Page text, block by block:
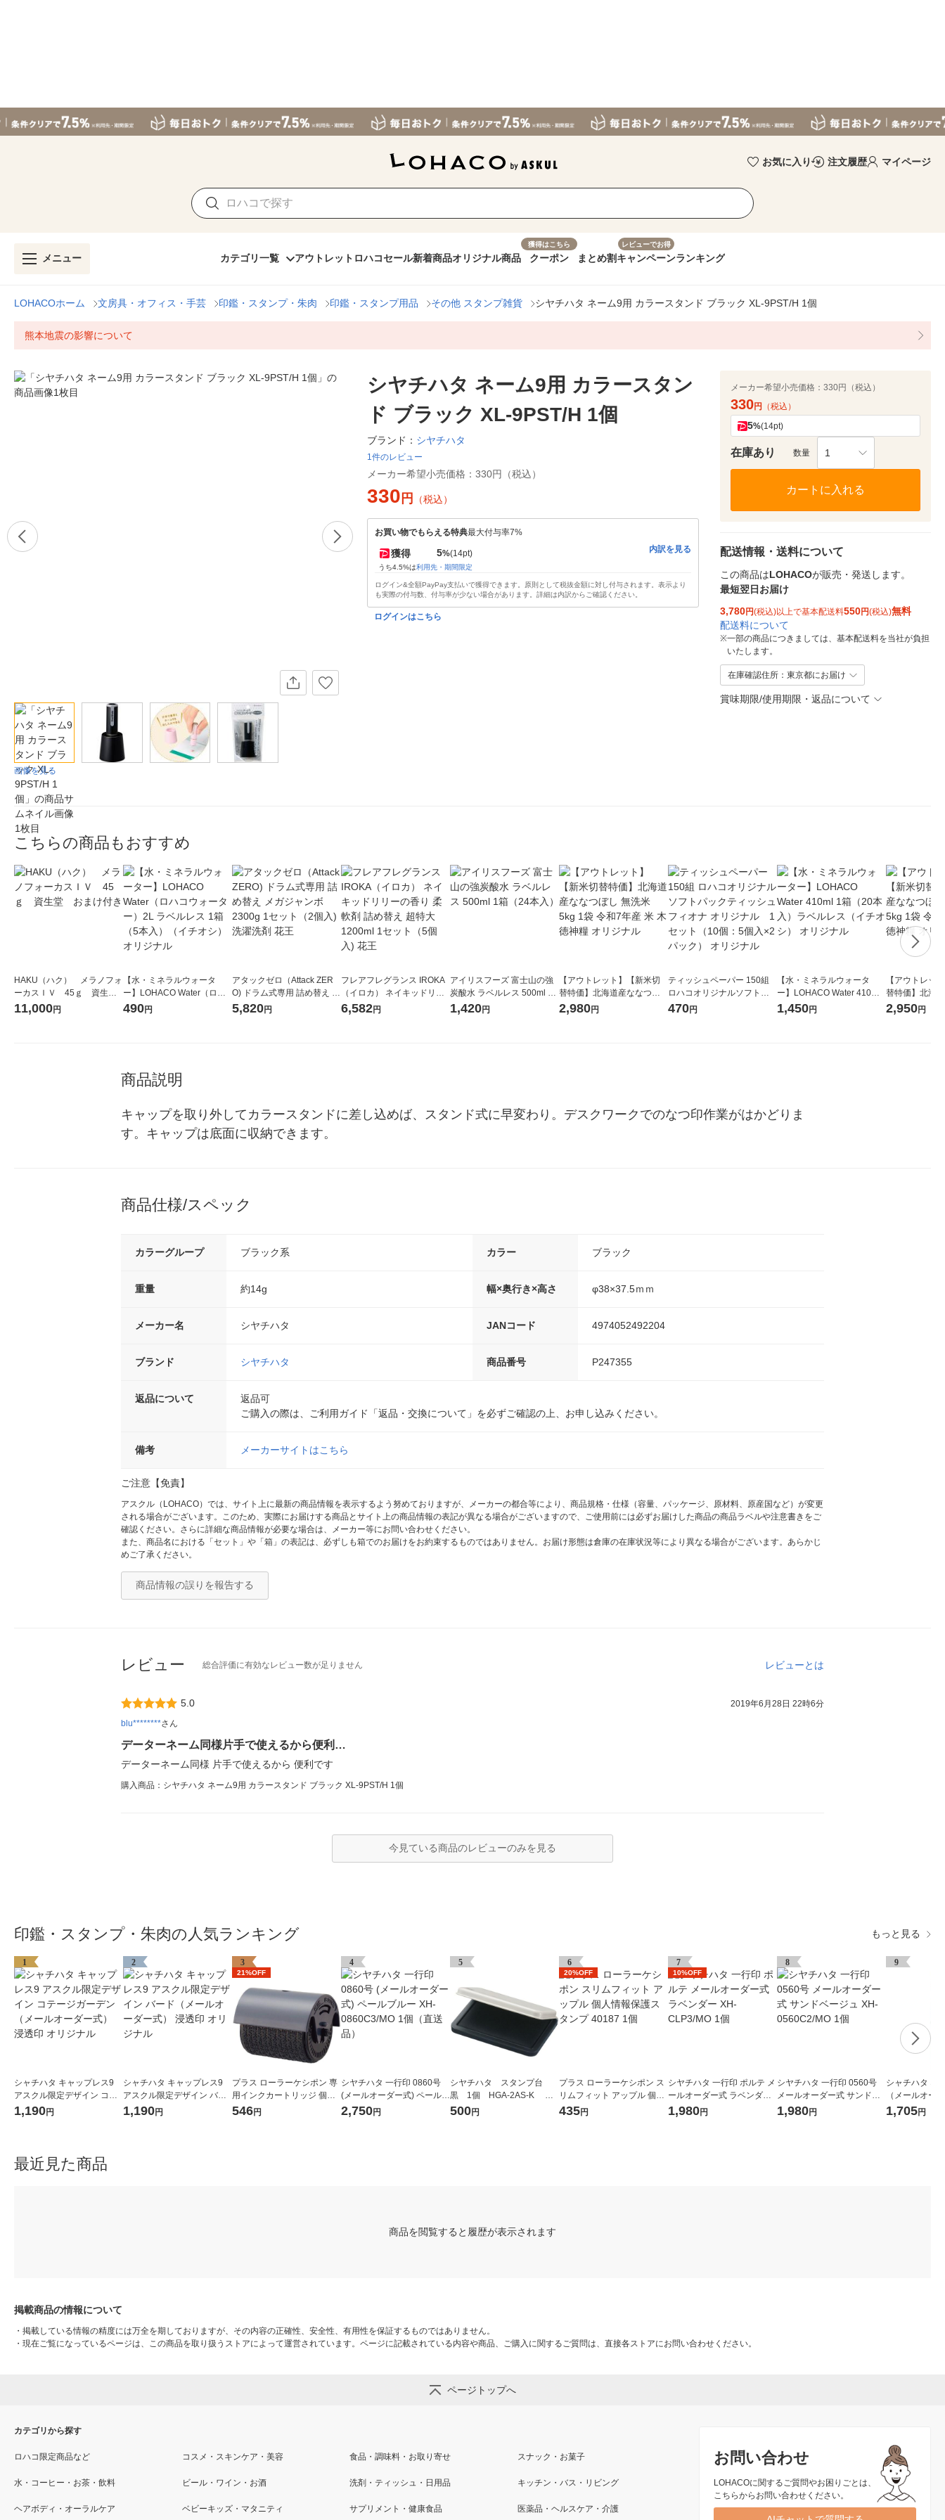
お気に入り 注文履歴 マイページ
メニュー カテゴリ一覧 アウトレット ロハコセール新着商品オリジナル商品
獲得はこちら
クーポン まとめ割
レビューでお得
キャンペーンランキング
LOHACOホーム 文房具・オフィス・手芸 印鑑・スタンプ・朱肉 印鑑・スタンプ用品 その他 スタンプ雑貨 シヤチハタ ネーム9用 カラースタンド ブラック XL-9PST/H 1個
熊本地震の影響について
画像を見る
シヤチハタ ネーム9用 カラースタン
ド ブラック XL-9PST/H 1個
ブランド： シヤチハタ
1件のレビュー
メーカー希望小売価格： 330円（税込）
330 円 （税込）
お買い物でもらえる特典最大付与率7%
獲得 5%(14pt)
うち4.5%は利用先・期間限定
内訳を見る
ログイン&全額PayPay支払いで獲得できます。原則として税抜金額に対し付与されます。表示より
も実際の付与数、付与率が少ない場合があります。詳細は内訳からご確認ください。
ログインはこちら
メーカー希望小売価格： 330円（税込）
330円 （税込）
5%(14pt)
在庫あり 数量 1
カートに入れる
配送情報・送料について
この商品はLOHACOが販売・発送します。
最短翌日お届け
3,780円(税込)以上で基本配送料550円(税込)無料
配送料について
※一部の商品につきましては、基本配送料を当社が負担
いたします。
在庫確認住所：東京都にお届け
賞味期限/使用期限・返品について
こちらの商品もおすすめ
HAKU（ハク） メラノフォ
ーカスＩＶ 45ｇ 資生
堂 おまけ付き
11,000円
【水・ミネラルウォータ
ー】LOHACO Water（ロハ
コウォーター）2L ラベルレ
490円
アタックゼロ（Attack ZER
O) ドラム式専用 詰め替え メ
ガジャンボ 2300g 1セット
5,820円
フレアフレグランス IROKA
（イロカ） ネイキッドリリ
ーの香り 柔軟剤 詰め替え 超
6,582円
アイリスフーズ 富士山の強
炭酸水 ラベルレス 500ml 1
箱（24本入）
1,420円
【アウトレット】【新米切
替特価】北海道産ななつぼ
し 無洗米 5kg 1袋 令和7年産
2,980円
ティッシュペーパー 150組
ロハコオリジナルソフトパ
ックティッシュ フィオナ オ
470円
【水・ミネラルウォータ
ー】LOHACO Water 410ml
1箱（20本入）ラベルレス
1,450円
【アウトレッ
替特価】北海
し 精白米 5kg
2,950円
商品説明
キャップを取り外してカラースタンドに差し込めば、スタンド式に早変わり。デスクワークでのなつ印作業がはかどりま
す。キャップは底面に収納できます。
商品仕様/スペック
カラーグループ ブラック系 カラー ブラック
重量 約14g 幅×奥行き×高さ φ38×37.5ｍｍ
メーカー名 シヤチハタ JANコード 4974052492204
ブランド シヤチハタ 商品番号 P247355
返品について
返品可
ご購入の際は、ご利用ガイド「返品・交換について」を必ずご確認の上、お申し込みください。
備考 メーカーサイトはこちら
ご注意【免責】
アスクル（LOHACO）では、サイト上に最新の商品情報を表示するよう努めておりますが、メーカーの都合等により、商品規格・仕様（容量、パッケージ、原材料、原産国など）が変更
される場合がございます。このため、実際にお届けする商品とサイト上の商品情報の表記が異なる場合がございますので、ご使用前には必ずお届けした商品の商品ラベルや注意書きをご
確認ください。さらに詳細な商品情報が必要な場合は、メーカー等にお問い合わせください。
また、商品名における「セット」や「箱」の表記は、必ずしも箱でのお届けをお約束するものではありません。お届け形態は倉庫の在庫状況等により異なる場合がございます。あらかじ
めご了承ください。
商品情報の誤りを報告する
レビュー 総合評価に有効なレビュー数が足りません レビューとは
5.0
2019年6月28日 22時6分
blu********さん
データーネーム同様片手で使えるから便利…
データーネーム同様 片手で使えるから 便利です
購入商品：シヤチハタ ネーム9用 カラースタンド ブラック XL-9PST/H 1個
今見ている商品のレビューのみを見る
印鑑・スタンプ・朱肉の人気ランキング もっと見る
1
シャチハタ キャップレス9
アスクル限定デザイン コテ
ージガーデン（メールオー
1,190円
2
シャチハタ キャップレス9
アスクル限定デザイン バー
ド（メールオーダー式） 浸
1,190円
3
21%OFF
プラス ローラーケシポン 専
用インクカートリッジ 個人
情報保護スタンプ IS-007CM
546円
4
シヤチハタ 一行印 0860号
(メールオーダー式) ペールブ
ルー XH-0860C3/MO 1個
2,750円
5
シヤチハタ スタンプ台
黒 1個 HGA-2AS-K オ
リジナル
500円
6
20%OFF
プラス ローラーケシポン ス
リムフィット アップル 個人
情報保護スタンプ 40187 1
435円
7
10%OFF
シヤチハタ 一行印 ポルテ メ
ールオーダー式 ラベンダー
XH-CLP3/MO 1個
1,980円
8
シヤチハタ 一行印 0560号
メールオーダー式 サンドベ
ージュ XH-0560C2/MO 1個
1,980円
9
シャチハタ ネ
（メールオー
ー XL-U6-4/
1,705円
最近見た商品
商品を閲覧すると履歴が表示されます
掲載商品の情報について
・ 掲載している情報の精度には万全を期しておりますが、その内容の正確性、安全性、有用性を保証するものではありません。
・ 現在ご覧になっているページは、この商品を取り扱うストアによって運営されています。ページに記載されている内容や商品、ご購入に関するご質問は、直接各ストアにお問い合わせください。
ページトップへ
お問い合わせ
LOHACOに関するご質問やお困りごとは、
こちらからお問い合わせください。
カテゴリから探す
ロハコ限定商品など コスメ・スキンケア・美容 食品・調味料・お取り寄せ スナック・お菓子
水・コーヒー・お茶・飲料 ビール・ワイン・お酒 洗剤・ティッシュ・日用品 キッチン・バス・リビング
ヘアボディ・オーラルケア ベビーキッズ・マタニティ サプリメント・健康食品 医薬品・ヘルスケア・介護